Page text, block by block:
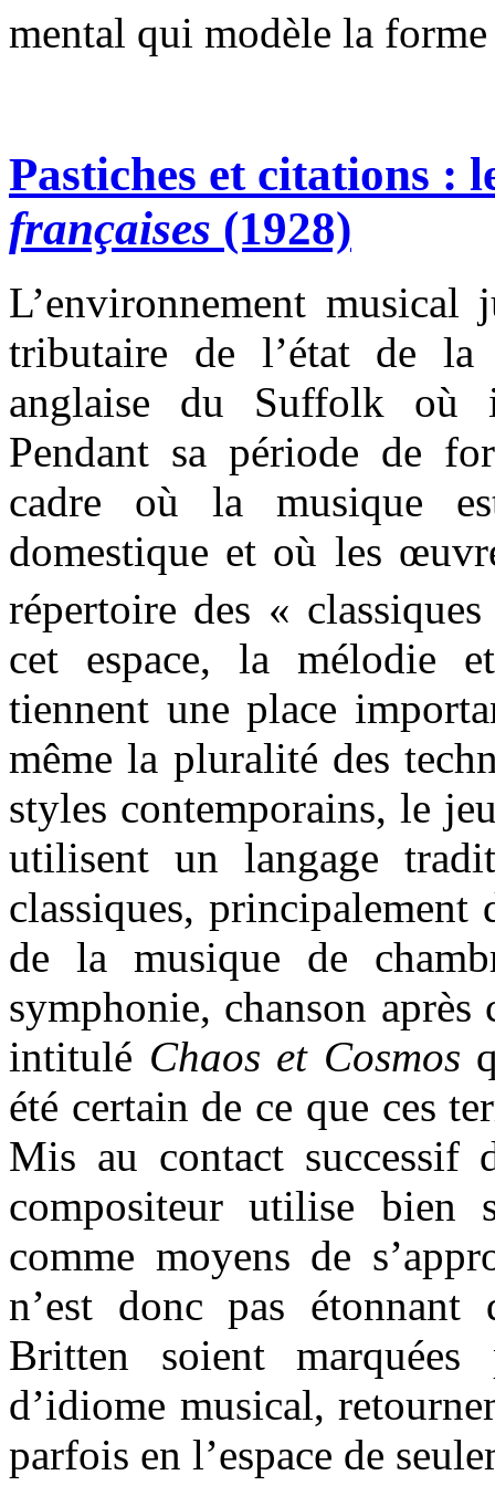
mental qui modèle la
Pastiches et citations :
françaises (1928)
L’environnement
tributaire de l’état de
anglaise du Suffolk où
Pendant sa période de
cadre où la musique
domestique et où les
répertoire des «
cet espace, la mélodie
tiennent une place
même la pluralité des
styles contemporains, le
utilisent un langage
classiques, principalement
de la musique de
symphonie, chanson
intitulé Chaos et Cosmos
été certain de ce que ces
Mis au contact successif
compositeur utilise bien
comme moyens de
n’est donc pas
Britten soient marquées
d’idiome musical,
parfois en l’espace de